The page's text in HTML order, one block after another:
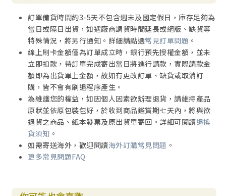
訂單備貨時間約3-5天不包含週末及國定假日，庫存足夠為
當日或隔日出貨，如遇廠商調貨時間延長或絕版、缺貨等
特殊情況，將另行通知。詳細請點選常見訂單問題 。
線上刷卡金額僅為訂單成立時，銀行預先授權金額，並未
立即扣款，待訂單完成寄出當日將進行請款，實際請款金
額即為出貨單上金額，故如有更改訂單、缺貨或取消訂
購，皆不會有刷退程序產生。
為維護您的權益，如因個人因素欲辦理退貨，請維持產品
原狀並依原包裝包好，於收到商品鑑賞期七天內，將與欲
退貨之商品、紙本發票及原出貨單寄回。詳細可閱讀退換
貨須知 。
如需寄送海外，歡迎閱讀海外訂購常見問題 。
更多常見問題FAQ